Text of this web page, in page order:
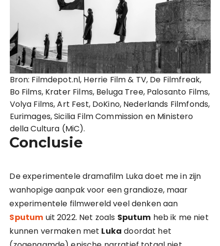
Bron: Filmdepot.nl, Herrie Film & TV, De Filmfreak,
Bo Films, Krater Films, Beluga Tree, Palosanto Films,
Volya Films, Art Fest, DoKino, Nederlands Filmfonds,
Eurimages, Sicilia Film Commission en Ministero
della Cultura (MiC).
Conclusie
De experimentele dramafilm Luka doet me in zijn
wanhopige aanpak voor een grandioze, maar
experimentele filmwereld veel denken aan
Sputum uit 2022. Net zoals Sputum heb ik me niet
kunnen vermaken met Luka doordat het